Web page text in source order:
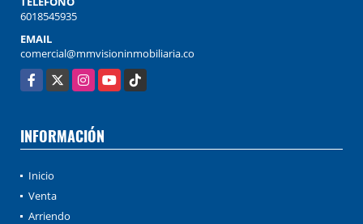
6018545935
EMAIL
comercial@mmvisioninmobiliaria.co
Facebook
X InstagramYouTubeTikTok
INFORMACIÓN
Inicio
Venta
Arriendo